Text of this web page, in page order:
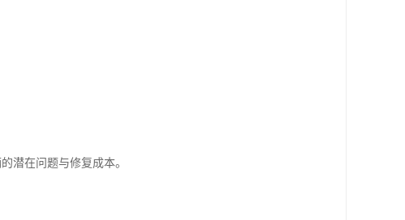
潜在问题与修复成本。